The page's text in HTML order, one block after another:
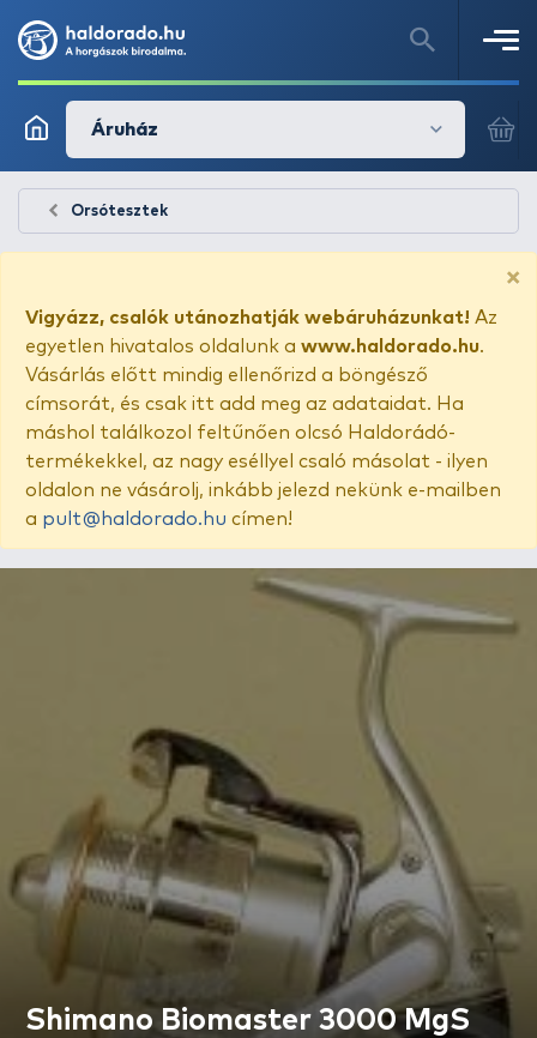
Áruház
Orsótesztek
×
Vigyázz, csalók utánozhatják webáruházunkat! Az
egyetlen hivatalos oldalunk a www.haldorado.hu.
Vásárlás előtt mindig ellenőrizd a böngésző
címsorát, és csak itt add meg az adataidat. Ha
máshol találkozol feltűnően olcsó Haldorádó-
termékekkel, az nagy eséllyel csaló másolat - ilyen
oldalon ne vásárolj, inkább jelezd nekünk e-mailben
a pult@haldorado.hu címen!
Shimano Biomaster 3000 MgS